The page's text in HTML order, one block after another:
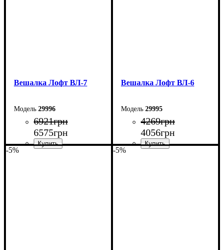
Вешалка Лофт ВЛ-7
29996
6921грн
6575грн
Вешалка Лофт ВЛ-6
29995
4269грн
4056грн
-5% -5%